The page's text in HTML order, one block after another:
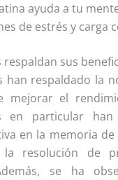
ayuda a tu
de estrés y carga
respaldan sus
han respaldado la
mejorar el
en particular
en la memoria
la resolución de
se ha